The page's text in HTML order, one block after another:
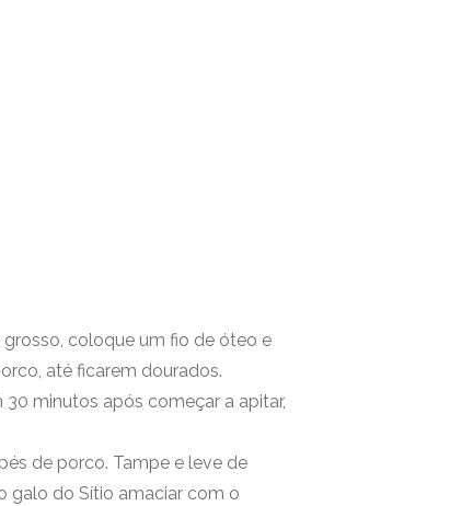
coloque um fio de óteo e
até ficarem dourados.
minutos após começar a apitar,
de porco. Tampe e leve de
galo do Sítio amaciar com o